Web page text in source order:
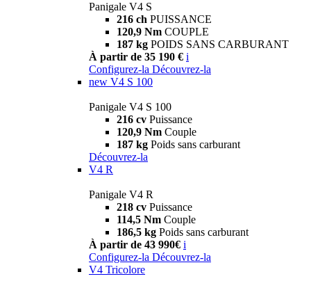
Panigale V4 S
216 ch PUISSANCE
120,9 Nm COUPLE
187 kg POIDS SANS CARBURANT
À partir de 35 190 € i
Configurez-la Découvrez-la
new V4 S 100
Panigale V4 S 100
216 cv Puissance
120,9 Nm Couple
187 kg Poids sans carburant
Découvrez-la
V4 R
Panigale V4 R
218 cv Puissance
114,5 Nm Couple
186,5 kg Poids sans carburant
À partir de 43 990€ i
Configurez-la Découvrez-la
V4 Tricolore